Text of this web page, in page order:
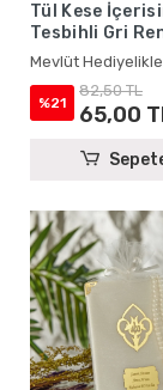
Tül Kese
Tesbihli Gri
Yasin Kitabı
Hediyelikleri
Mevlüt
%21
82,50 TL
65,00